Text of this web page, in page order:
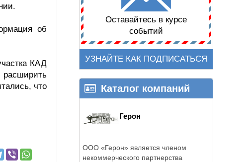
об
КАД
расширить
что
Оставайтесь в курсе
событий
УЗНАЙТЕ КАК ПОДПИСАТЬСЯ
Каталог компаний
Герон
ООО «Герон» является членом
некоммерческого партнерства